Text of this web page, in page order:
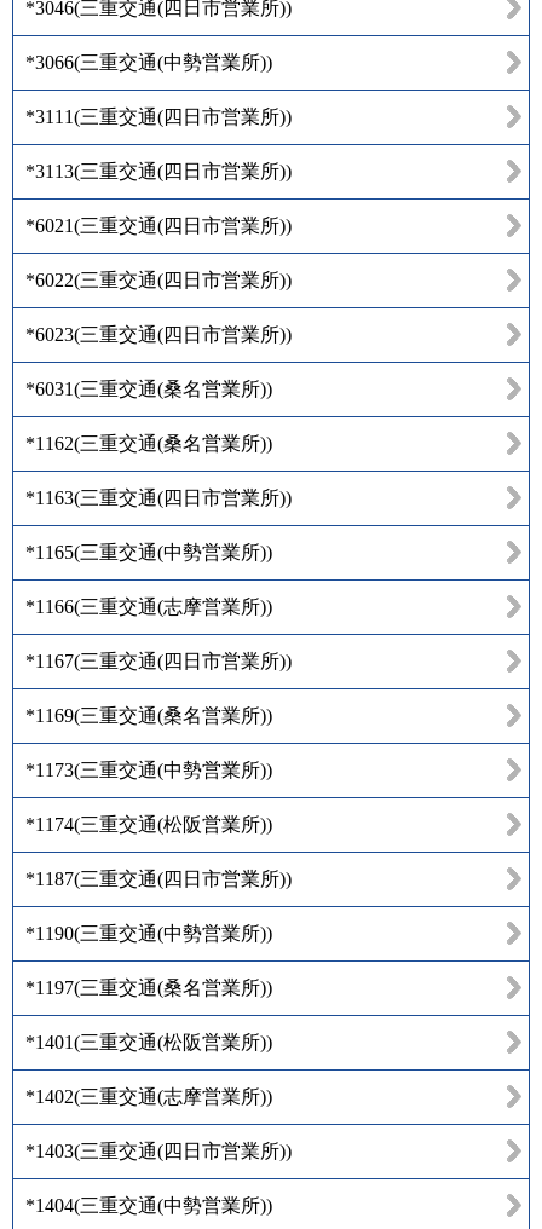
*3046(三重交通(四日市営業所))
*3066(三重交通(中勢営業所))
*3111(三重交通(四日市営業所))
*3113(三重交通(四日市営業所))
*6021(三重交通(四日市営業所))
*6022(三重交通(四日市営業所))
*6023(三重交通(四日市営業所))
*6031(三重交通(桑名営業所))
*1162(三重交通(桑名営業所))
*1163(三重交通(四日市営業所))
*1165(三重交通(中勢営業所))
*1166(三重交通(志摩営業所))
*1167(三重交通(四日市営業所))
*1169(三重交通(桑名営業所))
*1173(三重交通(中勢営業所))
*1174(三重交通(松阪営業所))
*1187(三重交通(四日市営業所))
*1190(三重交通(中勢営業所))
*1197(三重交通(桑名営業所))
*1401(三重交通(松阪営業所))
*1402(三重交通(志摩営業所))
*1403(三重交通(四日市営業所))
*1404(三重交通(中勢営業所))